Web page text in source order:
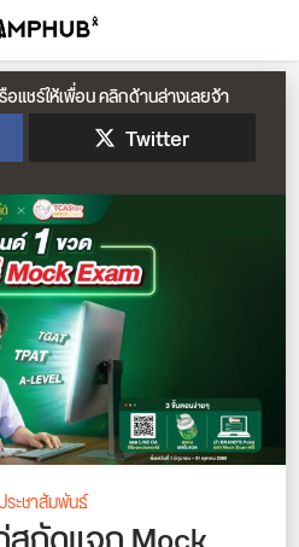
แชร์ให้เพื่อน คลิกด้านล่างเลยจ้า
Twitter
ระชาสัมพันธ์